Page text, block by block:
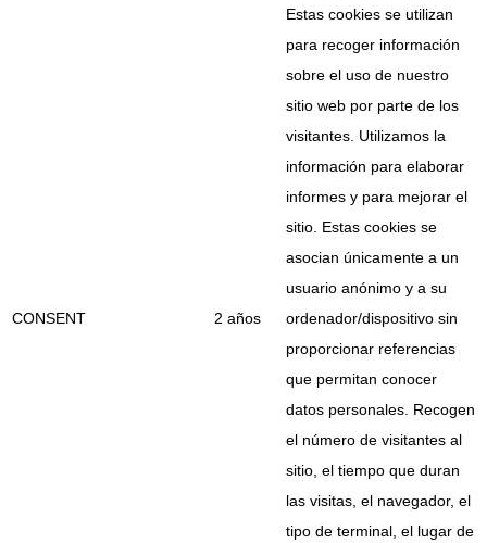
CONSENT 2 años
Estas cookies se utilizan
para recoger información
sobre el uso de nuestro
sitio web por parte de los
visitantes. Utilizamos la
información para elaborar
informes y para mejorar el
sitio. Estas cookies se
asocian únicamente a un
usuario anónimo y a su
ordenador/dispositivo sin
proporcionar referencias
que permitan conocer
datos personales. Recogen
el número de visitantes al
sitio, el tiempo que duran
las visitas, el navegador, el
tipo de terminal, el lugar de